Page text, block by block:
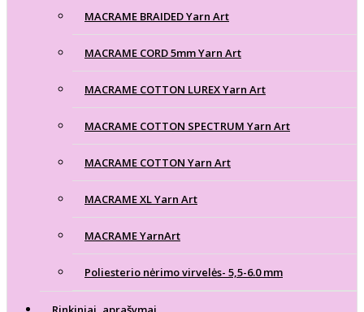
MACRAME BRAIDED Yarn Art
MACRAME CORD 5mm Yarn Art
MACRAME COTTON LUREX Yarn Art
MACRAME COTTON SPECTRUM Yarn Art
MACRAME COTTON Yarn Art
MACRAME XL Yarn Art
MACRAME YarnArt
Poliesterio nėrimo virvelės- 5,5-6.0 mm